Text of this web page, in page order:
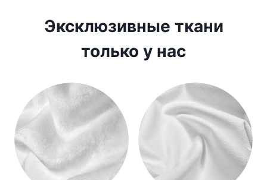
Эксклюзивные ткани
только у нас